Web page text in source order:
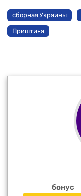
сборная Украины
Приштина
бонус